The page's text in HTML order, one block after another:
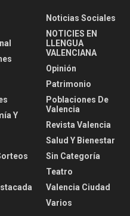
Y
Noticias Sociales
NOTICIES EN
LLENGUA
VALENCIANA
Opinión
Patrimonio
Poblaciones De
Valencia
Revista Valencia
Salud Y Bienestar
Sin Categoría
Teatro
Valencia Ciudad
Varios